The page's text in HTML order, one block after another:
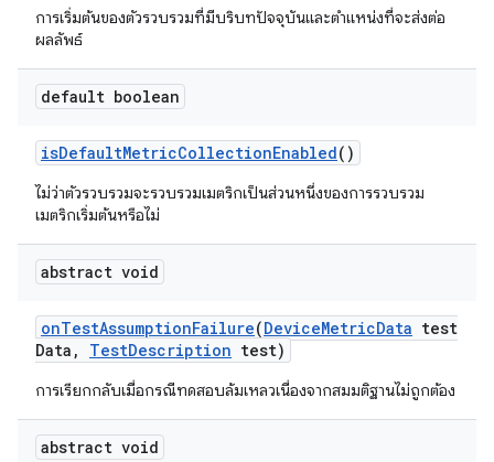
การเริ่มต้นของตัวรวบรวมที่มีบริบทปัจจุบันและตำแหน่งที่จะส่งต่อ
ผลลัพธ์
default boolean
isDefaultMetricCollectionEnabled()
ไม่ว่าตัวรวบรวมจะรวบรวมเมตริกเป็นส่วนหนึ่งของการรวบรวม
เมตริกเริ่มต้นหรือไม่
abstract void
onTestAssumptionFailure(DeviceMetricData test
Data , TestDescription test)
การเรียกกลับเมื่อกรณีทดสอบล้มเหลวเนื่องจากสมมติฐานไม่ถูกต้อง
abstract void